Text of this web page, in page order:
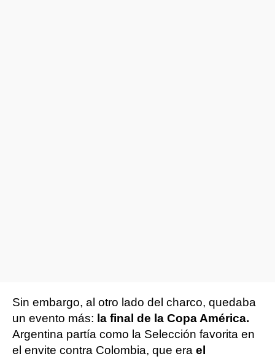
Sin embargo, al otro lado del charco, quedaba
un evento más: la final de la Copa América.
Argentina partía como la Selección favorita en
el envite contra Colombia, que era el